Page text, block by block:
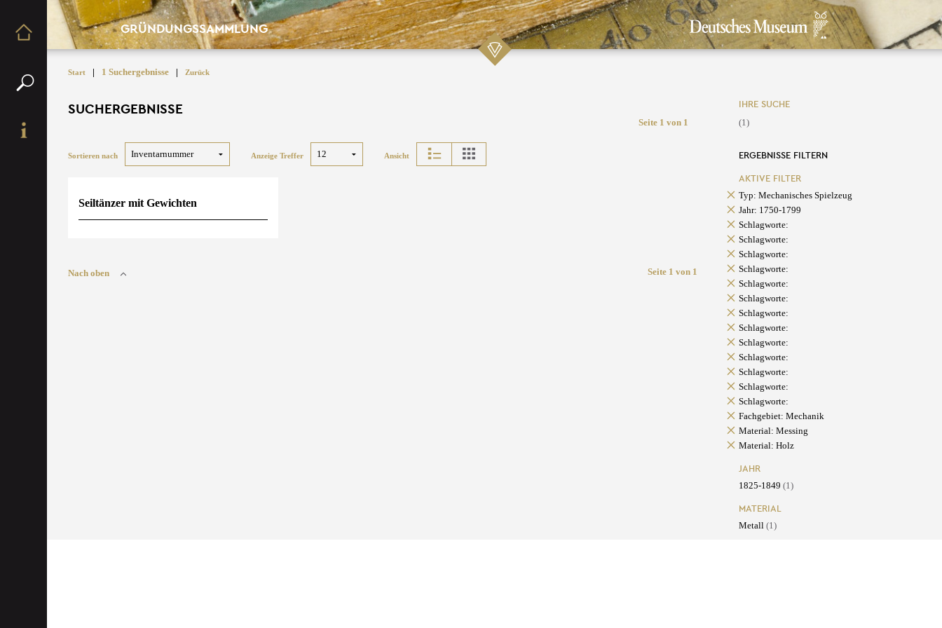
GRÜNDUNGSSAMMLUNG
Start | 1 Suchergebnisse | Zurück
SUCHERGEBNISSE
Seite 1 von 1
Sortieren nach Anzeige Treffer Ansicht
Seiltänzer mit Gewichten
Nach oben Seite 1 von 1
IHRE SUCHE
(1)
ERGEBNISSE FILTERN
AKTIVE FILTER
Typ: Mechanisches Spielzeug
Jahr: 1750-1799
Schlagworte:
Schlagworte:
Schlagworte:
Schlagworte:
Schlagworte:
Schlagworte:
Schlagworte:
Schlagworte:
Schlagworte:
Schlagworte:
Schlagworte:
Schlagworte:
Schlagworte:
Fachgebiet: Mechanik
Material: Messing
Material: Holz
JAHR
1825-1849 (1)
MATERIAL
Metall (1)